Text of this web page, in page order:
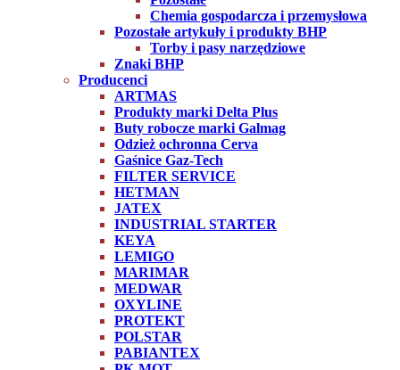
Chemia gospodarcza i przemysłowa
Pozostałe artykuły i produkty BHP
Torby i pasy narzędziowe
Znaki BHP
Producenci
ARTMAS
Produkty marki Delta Plus
Buty robocze marki Galmag
Odzież ochronna Cerva
Gaśnice Gaz-Tech
FILTER SERVICE
HETMAN
JATEX
INDUSTRIAL STARTER
KEYA
LEMIGO
MARIMAR
MEDWAR
OXYLINE
PROTEKT
POLSTAR
PABIANTEX